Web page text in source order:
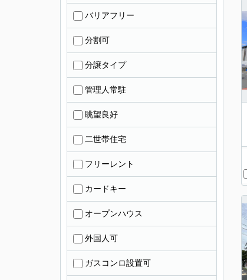
バリアフリー
分割可
分譲タイプ
管理人常駐
眺望良好
二世帯住宅
フリーレント
カードキー
オープンハウス
外国人可
ガスコンロ設置可